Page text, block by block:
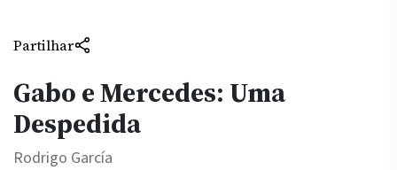
Partilhar
Gabo e Mercedes: Uma
Despedida
Rodrigo García